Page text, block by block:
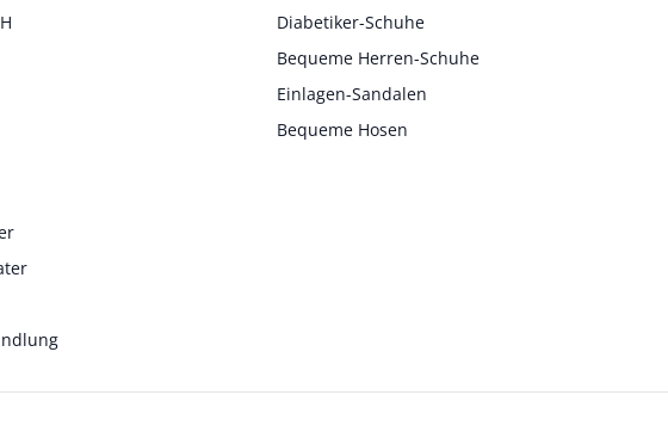
Diabetiker-Schuhe
Bequeme Herren-Schuhe
Einlagen-Sandalen
Bequeme Hosen